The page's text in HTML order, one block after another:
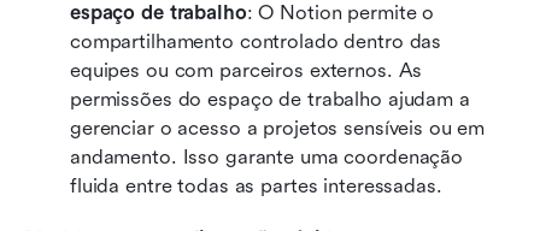
espaço de trabalho: O Notion permite o
compartilhamento controlado dentro das
equipes ou com parceiros externos. As
permissões do espaço de trabalho ajudam a
gerenciar o acesso a projetos sensíveis ou em
andamento. Isso garante uma coordenação
fluida entre todas as partes interessadas.